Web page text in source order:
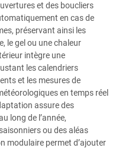
et des boucliers
en cas de
préservant ainsi les
le gel ou une chaleur
intègre une
les calendriers
et les mesures de
en temps réel
assure des
long de l’année,
ou des aléas
modulaire permet d’ajouter